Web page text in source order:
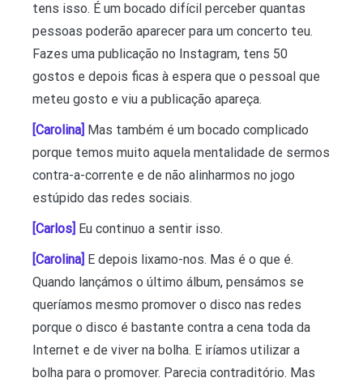
tens isso. É um bocado difícil perceber quantas
pessoas poderão aparecer para um concerto teu.
Fazes uma publicação no Instagram, tens 50
gostos e depois ficas à espera que o pessoal que
meteu gosto e viu a publicação apareça.
[Carolina] Mas também é um bocado complicado
porque temos muito aquela mentalidade de sermos
contra-a-corrente e de não alinharmos no jogo
estúpido das redes sociais.
[Carlos] Eu continuo a sentir isso.
[Carolina] E depois lixamo-nos. Mas é o que é.
Quando lançámos o último álbum, pensámos se
queríamos mesmo promover o disco nas redes
porque o disco é bastante contra a cena toda da
Internet e de viver na bolha. E iríamos utilizar a
bolha para o promover. Parecia contraditório. Mas